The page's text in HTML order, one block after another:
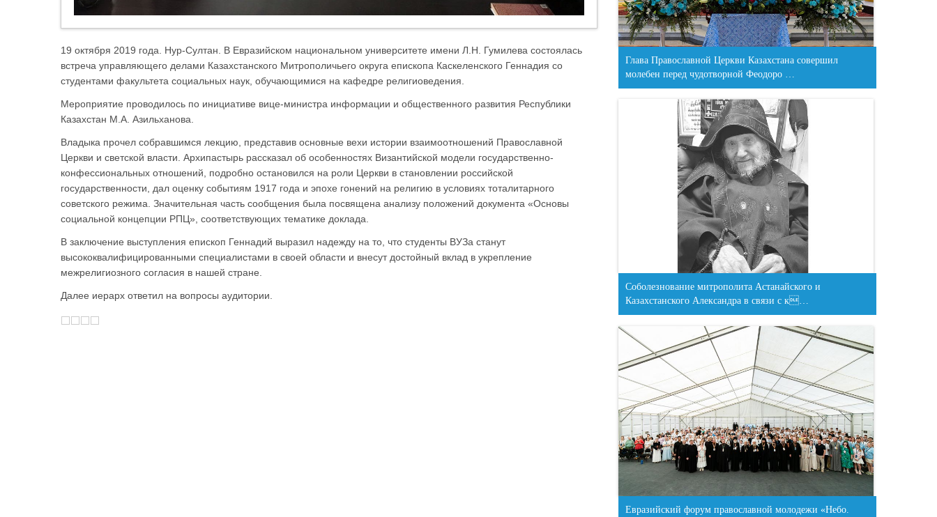
19 октября 2019 года. Нур-Султан. В Евразийском национальном университете имени Л.Н. Гумилева состоялась
встреча управляющего делами Казахстанского Митрополичьего округа епископа Каскеленского Геннадия со
студентами факультета социальных наук, обучающимися на кафедре религиоведения.
Мероприятие проводилось по инициативе вице-министра информации и общественного развития Республики
Казахстан М.А. Азильханова.
Владыка прочел собравшимся лекцию, представив основные вехи истории взаимоотношений Православной
Церкви и светской власти. Архипастырь рассказал об особенностях Византийской модели государственно-
конфессиональных отношений, подробно остановился на роли Церкви в становлении российской
государственности, дал оценку событиям 1917 года и эпохе гонений на религию в условиях тоталитарного
советского режима. Значительная часть сообщения была посвящена анализу положений документа «Основы
социальной концепции РПЦ», соответствующих тематике доклада.
В заключение выступления епископ Геннадий выразил надежду на то, что студенты ВУЗа станут
высококвалифицированными специалистами в своей области и внесут достойный вклад в укрепление
межрелигиозного согласия в нашей стране.
Далее иерарх ответил на вопросы аудитории.
Глава Православной Церкви Казахстана совершил
молебен перед чудотворной Феодоро …
Соболезнование митрополита Астанайского и
Казахстанского Александра в связи с к…
Евразийский форум православной молодежи «Небо.